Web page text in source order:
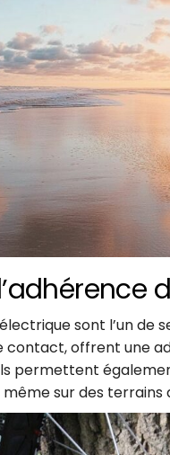
sont l’un de
offrent une
permettent
sur des terrains